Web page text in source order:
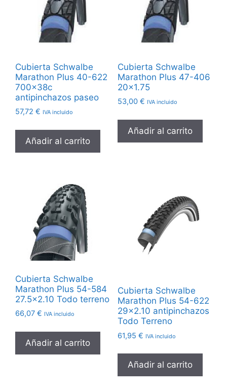
Cubierta Schwalbe
Marathon Plus 40-622
700x38c
antipinchazos paseo
57,72 € IVA incluido
Añadir al carrito
Cubierta Schwalbe
Marathon Plus 47-406
20×1.75
53,00 € IVA incluido
Añadir al carrito
Cubierta Schwalbe
Marathon Plus 54-584
27.5×2.10 Todo terreno
66,07 € IVA incluido
Añadir al carrito
Cubierta Schwalbe
Marathon Plus 54-622
29×2.10 antipinchazos
Todo Terreno
61,95 € IVA incluido
Añadir al carrito